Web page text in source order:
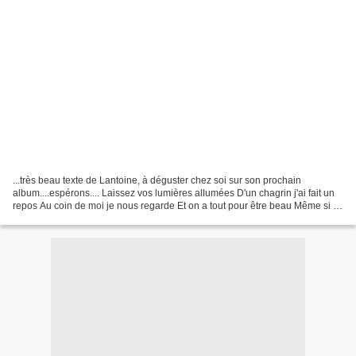
...très beau texte de Lantoine, à déguster chez soi sur son prochain
album....espérons.... Laissez vos lumières allumées D'un chagrin j'ai fait un
repos Au coin de moi je nous regarde Et on a tout pour être beau Même si le